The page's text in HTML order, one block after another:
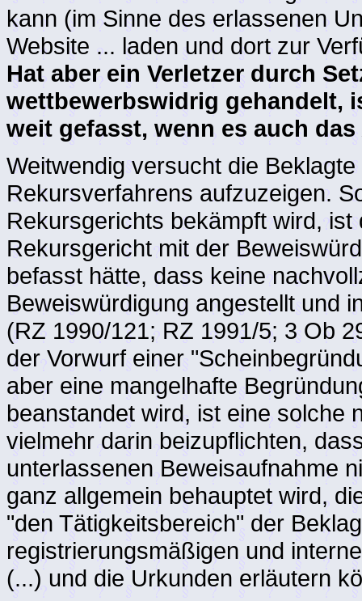
kann (im Sinne des erlassenen
Website ... laden und dort zur
Hat aber ein Verletzer durch
wettbewerbswidrig gehandelt,
weit gefasst, wenn es auch
Weitwendig versucht die
Rekursverfahrens aufzuzeigen.
Rekursgerichts bekämpft wird,
Rekursgericht mit der
befasst hätte, dass keine
Beweiswürdigung angestellt und
(RZ 1990/121; RZ 1991/5; 3 Ob
der Vorwurf einer
aber eine mangelhafte
beanstandet wird, ist eine solche
vielmehr darin beizupflichten,
unterlassenen Beweisaufnahme
ganz allgemein behauptet wird,
"den Tätigkeitsbereich" der
registrierungsmäßigen und
(...) und die Urkunden erläutern